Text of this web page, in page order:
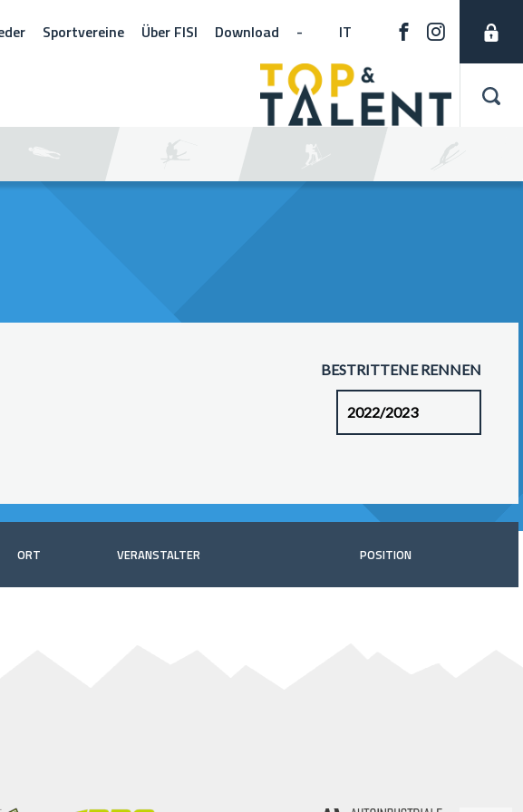
Sportvereine Über FISI Download - IT
BESTRITTENE RENNEN
ORT VERANSTALTER POSITION